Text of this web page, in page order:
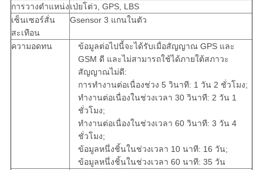
การวางตำแหน่งเป่ยโต่ว, GPS, LBS
เซ็นเซอร์สั่น
สะเทือน
Gsensor 3 แกนในตัว
ความอดทน
ข้อมูลต่อไปนี้จะได้รับเมื่อสัญญาณ GPS และ
GSM ดี และไม่สามารถใช้ได้ภายใต้สภาวะ
สัญญาณไม่ดี:
การทำงานต่อเนื่องช่วง 5 วินาที: 1 วัน 2 ชั่วโมง;
ทำงานต่อเนื่องในช่วงเวลา 30 วินาที: 2 วัน 1
ชั่วโมง;
ทำงานต่อเนื่องในช่วงเวลา 60 วินาที: 3 วัน 4
ชั่วโมง;
ข้อมูลหนึ่งชิ้นในช่วงเวลา 10 นาที: 16 วัน;
ข้อมูลหนึ่งชิ้นในช่วงเวลา 60 นาที: 35 วัน